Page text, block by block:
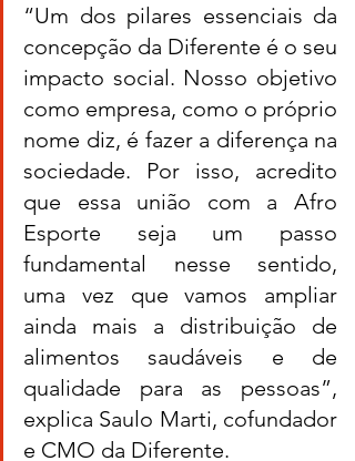
“Um dos pilares essenciais da
concepção da Diferente é o seu
impacto social. Nosso objetivo
como empresa, como o próprio
nome diz, é fazer a diferença na
sociedade. Por isso, acredito
que essa união com a Afro
Esporte seja um passo
fundamental nesse sentido,
uma vez que vamos ampliar
ainda mais a distribuição de
alimentos saudáveis e de
qualidade para as pessoas”,
explica Saulo Marti, cofundador
e CMO da Diferente.